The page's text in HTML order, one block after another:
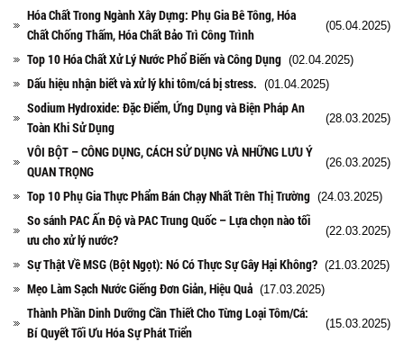
Hóa Chất Trong Ngành Xây Dựng: Phụ Gia Bê Tông, Hóa
Chất Chống Thấm, Hóa Chất Bảo Trì Công Trình
(05.04.2025)
Top 10 Hóa Chất Xử Lý Nước Phổ Biến và Công Dụng (02.04.2025)
Dấu hiệu nhận biết và xử lý khi tôm/cá bị stress. (01.04.2025)
Sodium Hydroxide: Đặc Điểm, Ứng Dụng và Biện Pháp An
Toàn Khi Sử Dụng
(28.03.2025)
VÔI BỘT – CÔNG DỤNG, CÁCH SỬ DỤNG VÀ NHỮNG LƯU Ý
QUAN TRỌNG
(26.03.2025)
Top 10 Phụ Gia Thực Phẩm Bán Chạy Nhất Trên Thị Trường (24.03.2025)
So sánh PAC Ấn Độ và PAC Trung Quốc – Lựa chọn nào tối
ưu cho xử lý nước?
(22.03.2025)
Sự Thật Về MSG (Bột Ngọt): Nó Có Thực Sự Gây Hại Không? (21.03.2025)
Mẹo Làm Sạch Nước Giếng Đơn Giản, Hiệu Quả (17.03.2025)
Thành Phần Dinh Dưỡng Cần Thiết Cho Từng Loại Tôm/Cá:
Bí Quyết Tối Ưu Hóa Sự Phát Triển
(15.03.2025)